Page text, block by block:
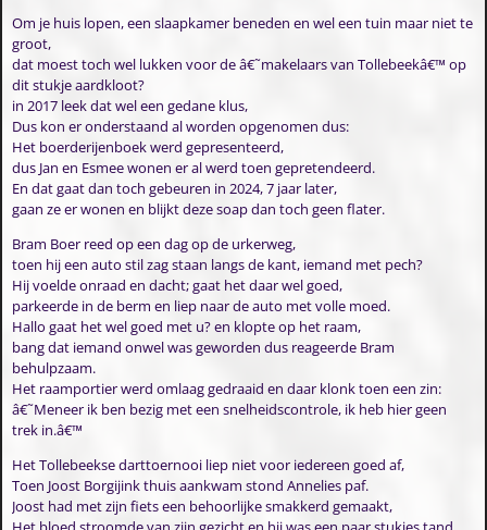
Om je huis lopen, een slaapkamer beneden en wel een tuin maar niet te
groot,
dat moest toch wel lukken voor de â€˜makelaars van Tollebeekâ€™ op
dit stukje aardkloot?
in 2017 leek dat wel een gedane klus,
Dus kon er onderstaand al worden opgenomen dus:
Het boerderijenboek werd gepresenteerd,
dus Jan en Esmee wonen er al werd toen gepretendeerd.
En dat gaat dan toch gebeuren in 2024, 7 jaar later,
gaan ze er wonen en blijkt deze soap dan toch geen flater.
Bram Boer reed op een dag op de urkerweg,
toen hij een auto stil zag staan langs de kant, iemand met pech?
Hij voelde onraad en dacht; gaat het daar wel goed,
parkeerde in de berm en liep naar de auto met volle moed.
Hallo gaat het wel goed met u? en klopte op het raam,
bang dat iemand onwel was geworden dus reageerde Bram
behulpzaam.
Het raamportier werd omlaag gedraaid en daar klonk toen een zin:
â€˜Meneer ik ben bezig met een snelheidscontrole, ik heb hier geen
trek in.â€™
Het Tollebeekse darttoernooi liep niet voor iedereen goed af,
Toen Joost Borgijink thuis aankwam stond Annelies paf.
Joost had met zijn fiets een behoorlijke smakkerd gemaakt,